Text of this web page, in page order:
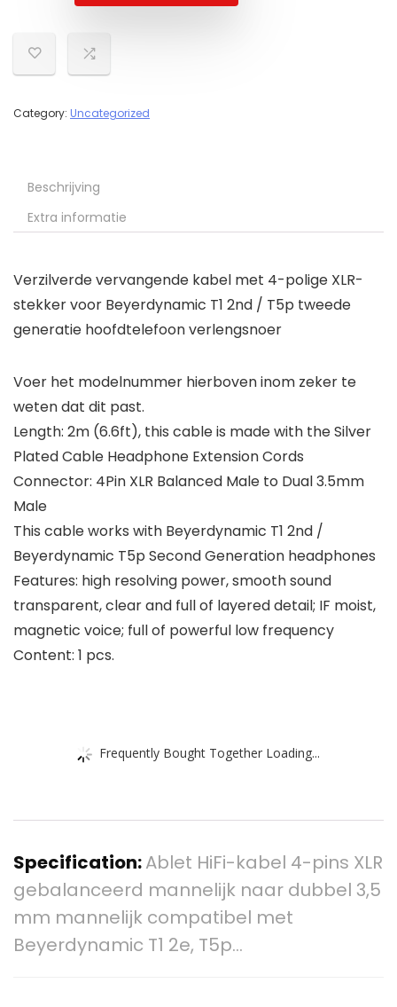
Category: Uncategorized
Beschrijving
Extra informatie
Verzilverde vervangende kabel met 4-polige XLR-
stekker voor Beyerdynamic T1 2nd / T5p tweede
generatie hoofdtelefoon verlengsnoer
Voer het modelnummer hierboven inom zeker te
weten dat dit past.
Length: 2m (6.6ft), this cable is made with the Silver
Plated Cable Headphone Extension Cords
Connector: 4Pin XLR Balanced Male to Dual 3.5mm
Male
This cable works with Beyerdynamic T1 2nd /
Beyerdynamic T5p Second Generation headphones
Features: high resolving power, smooth sound
transparent, clear and full of layered detail; IF moist,
magnetic voice; full of powerful low frequency
Content: 1 pcs.
Frequently Bought Together Loading...
Specification:Ablet HiFi-kabel 4-pins XLR
gebalanceerd mannelijk naar dubbel 3,5
mm mannelijk compatibel met
Beyerdynamic T1 2e, T5p…